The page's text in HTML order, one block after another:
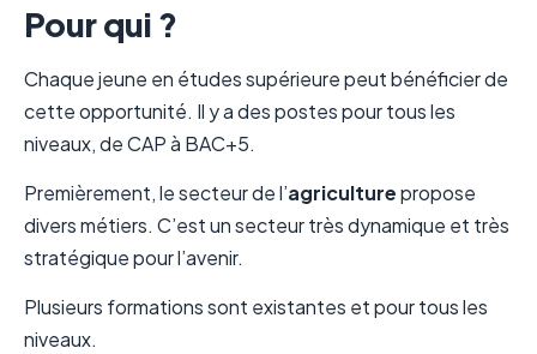
Pour qui ?
Chaque jeune en études supérieure peut bénéficier de
cette opportunité. Il y a des postes pour tous les
niveaux, de CAP à BAC+5.
Premièrement, le secteur de l’agriculturepropose
divers métiers. C’est un secteur très dynamique et très
stratégique pour l’avenir.
Plusieurs formations sont existantes et pour tous les
niveaux.